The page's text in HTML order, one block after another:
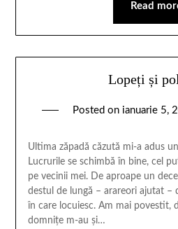
Read
Lopeți și
Posted on ianuarie 5,
Ultima zăpadă căzută mi-a adus
Lucrurile se schimbă în bine, cel
pe vecinii mei. De aproape un
destul de lungă – arareori ajutat –
în care locuiesc. Am mai povestit,
domnițe m-au și…